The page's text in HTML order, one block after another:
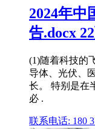
2024年中
告.docx
(1)随着科技的
导体、光伏、
长。 特别是在
必 .
联系电话: 180